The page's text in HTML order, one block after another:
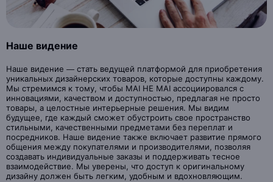
Наше видение
Наше видение — стать ведущей платформой для приобретения
уникальных дизайнерских товаров, которые доступны каждому.
Мы стремимся к тому, чтобы MAI HE MAI ассоциировался с
инновациями, качеством и доступностью, предлагая не просто
товары, а целостные интерьерные решения. Мы видим
будущее, где каждый сможет обустроить свое пространство
стильными, качественными предметами без переплат и
посредников. Наше видение также включает развитие прямого
общения между покупателями и производителями, позволяя
создавать индивидуальные заказы и поддерживать тесное
взаимодействие. Мы уверены, что доступ к оригинальному
дизайну должен быть легким, удобным и вдохновляющим.